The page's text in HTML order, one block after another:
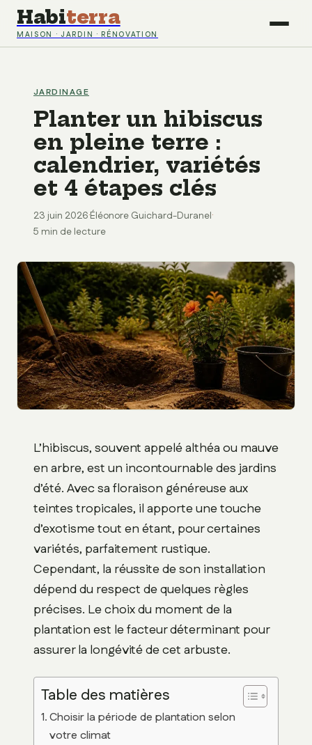
Habiterra
MAISON · JARDIN · RÉNOVATION
JARDINAGE
Planter un hibiscus
en pleine terre :
calendrier, variétés
et 4 étapes clés
23 juin 2026·Éléonore Guichard-Duranel·
5 min de lecture
L’hibiscus, souvent appelé althéa ou mauve
en arbre, est un incontournable des jardins
d’été. Avec sa floraison généreuse aux
teintes tropicales, il apporte une touche
d’exotisme tout en étant, pour certaines
variétés, parfaitement rustique.
Cependant, la réussite de son installation
dépend du respect de quelques règles
précises. Le choix du moment de la
plantation est le facteur déterminant pour
assurer la longévité de cet arbuste.
Table des matières
Choisir la période de plantation selon
votre climat